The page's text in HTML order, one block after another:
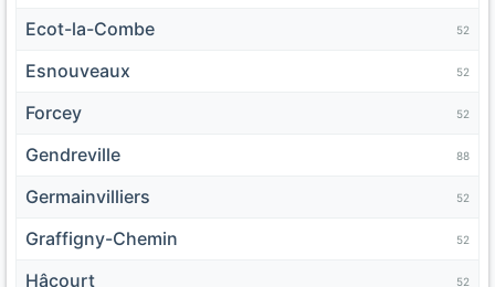
Ecot-la-Combe 52
Esnouveaux 52
Forcey 52
Gendreville 88
Germainvilliers 52
Graffigny-Chemin 52
Hâcourt 52